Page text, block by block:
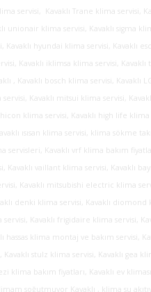
servisi, Kavaklı Trane klima servisi,
unionair klima servisi, Kavaklı sigma
hyundai klima servisi, Kavaklı
Kavaklı iklimsa klima servisi,
, Kavaklı bosch klima servisi, Kavaklı
Kavaklı mitsui klima servisi,
klima servisi, Kavaklı high life
ısısan klima servisi, klima sökme
servisleri, Kavaklı vrf klima bakım
vaillant klima servisi, Kavaklı
Kavaklı mitsubishi electric klima
denki klima servisi, Kavaklı
Kavaklı frigidaire klima servisi,
hassas klima montaj ve bakım servisi,
stulz klima servisi, Kavaklı gea
klima bakım fiyatları, Kavaklı ev
soğutmuyor Kavaklı , klima su